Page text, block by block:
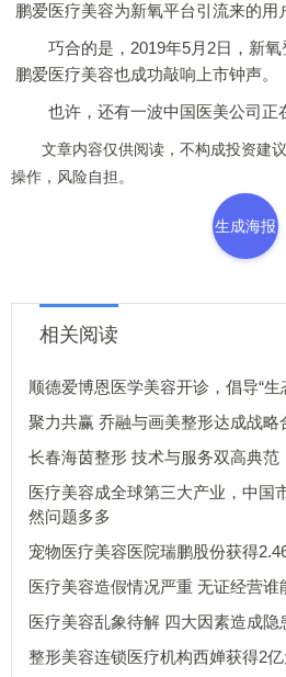
鹏爱医疗美容为新氧平台引流来的用
巧合的是，2019年5月2日，新氧
鹏爱医疗美容也成功敲响上市钟声。
也许，还有一波中国医美公司正
文章内容仅供阅读，不构成投资建议
操作，风险自担。
生成海报
相关阅读
顺德爱博恩医学美容开诊，倡导“生
聚力共赢 乔融与画美整形达成战略
长春海茵整形 技术与服务双高典范
医疗美容成全球第三大产业，中国
然问题多多
宠物医疗美容医院瑞鹏股份获得
医疗美容造假情况严重
医疗美容乱象待解 四大因素造成隐
整形美容连锁医疗机构西婵获得2